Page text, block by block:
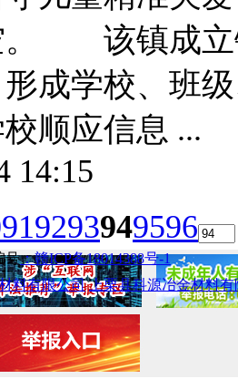
。 该镇成立
成学校、班
顺应信息 ...
14:15
919293949596
号：赣ICP备18014388号-1
料有限公司 上栗县科源冶金材料有